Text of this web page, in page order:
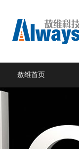
敖维首页